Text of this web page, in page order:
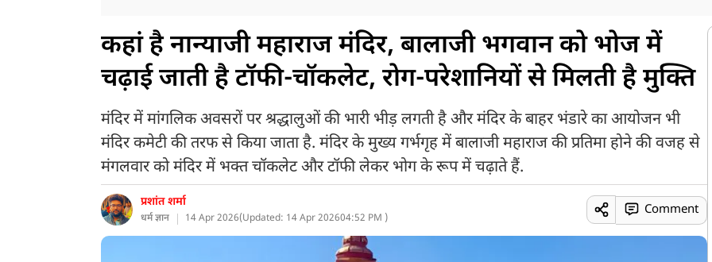
कहां है नान्याजी महाराज मंदिर, बालाजी भगवान को भोज में
चढ़ाई जाती है टॉफी-चॉकलेट, रोग-परेशानियों से मिलती है मुक्ति
मंदिर में मांगलिक अवसरों पर श्रद्धालुओं की भारी भीड़ लगती है और मंदिर के बाहर भंडारे का आयोजन भी
मंदिर कमेटी की तरफ से किया जाता है. मंदिर के मुख्य गर्भगृह में बालाजी महाराज की प्रतिमा होने की वजह से
मंगलवार को मंदिर में भक्त चॉकलेट और टॉफी लेकर भोग के रूप में चढ़ाते हैं.
प्रशांत शर्मा
धर्म ज्ञान 14 Apr 2026(Updated: 14 Apr 202604:52 PM )
Comment